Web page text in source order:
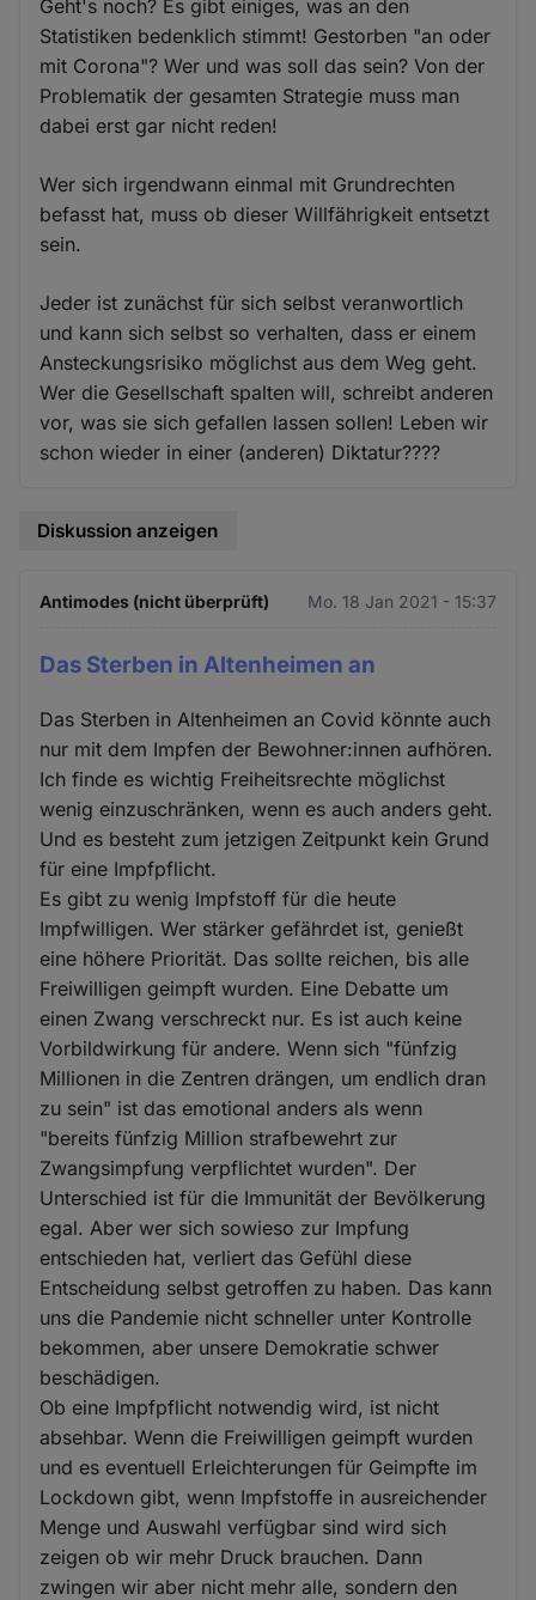
Geht's noch? Es gibt einiges, was an den
Statistiken bedenklich stimmt! Gestorben "an oder
mit Corona"? Wer und was soll das sein? Von der
Problematik der gesamten Strategie muss man
dabei erst gar nicht reden!
Wer sich irgendwann einmal mit Grundrechten
befasst hat, muss ob dieser Willfährigkeit entsetzt
sein.
Jeder ist zunächst für sich selbst veranwortlich
und kann sich selbst so verhalten, dass er einem
Ansteckungsrisiko möglichst aus dem Weg geht.
Wer die Gesellschaft spalten will, schreibt anderen
vor, was sie sich gefallen lassen sollen! Leben wir
schon wieder in einer (anderen) Diktatur????
Diskussion anzeigen
Antimodes (nicht überprüft) Mo. 18 Jan 2021 - 15:37
Das Sterben in Altenheimen an
Das Sterben in Altenheimen an Covid könnte auch
nur mit dem Impfen der Bewohner:innen aufhören.
Ich finde es wichtig Freiheitsrechte möglichst
wenig einzuschränken, wenn es auch anders geht.
Und es besteht zum jetzigen Zeitpunkt kein Grund
für eine Impfpflicht.
Es gibt zu wenig Impfstoff für die heute
Impfwilligen. Wer stärker gefährdet ist, genießt
eine höhere Priorität. Das sollte reichen, bis alle
Freiwilligen geimpft wurden. Eine Debatte um
einen Zwang verschreckt nur. Es ist auch keine
Vorbildwirkung für andere. Wenn sich "fünfzig
Millionen in die Zentren drängen, um endlich dran
zu sein" ist das emotional anders als wenn
"bereits fünfzig Million strafbewehrt zur
Zwangsimpfung verpflichtet wurden". Der
Unterschied ist für die Immunität der Bevölkerung
egal. Aber wer sich sowieso zur Impfung
entschieden hat, verliert das Gefühl diese
Entscheidung selbst getroffen zu haben. Das kann
uns die Pandemie nicht schneller unter Kontrolle
bekommen, aber unsere Demokratie schwer
beschädigen.
Ob eine Impfpflicht notwendig wird, ist nicht
absehbar. Wenn die Freiwilligen geimpft wurden
und es eventuell Erleichterungen für Geimpfte im
Lockdown gibt, wenn Impfstoffe in ausreichender
Menge und Auswahl verfügbar sind wird sich
zeigen ob wir mehr Druck brauchen. Dann
zwingen wir aber nicht mehr alle, sondern den